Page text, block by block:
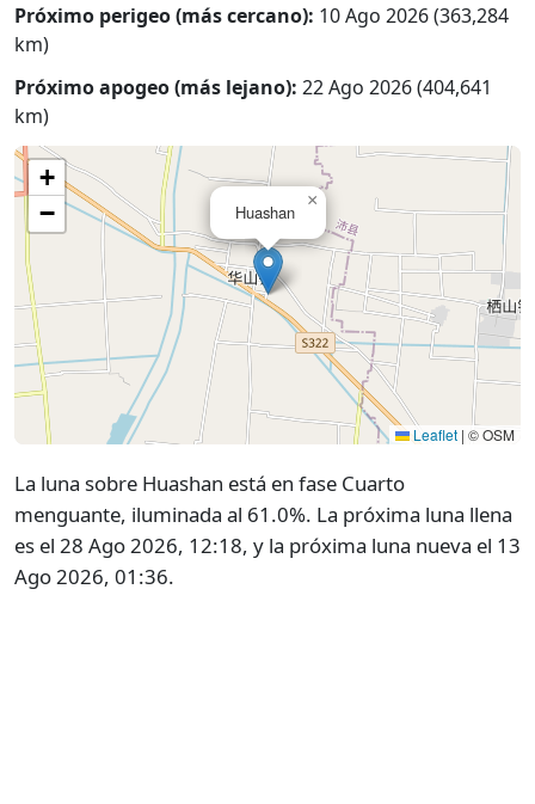
Próximo perigeo (más cercano): 10 Ago 2026 (363,284
km)
Próximo apogeo (más lejano): 22 Ago 2026 (404,641
km)
Huashan
×
+
−
Leaflet | © OSM
La luna sobre Huashan está en fase Cuarto
menguante, iluminada al 61.0%. La próxima luna llena
es el 28 Ago 2026, 12:18, y la próxima luna nueva el 13
Ago 2026, 01:36.